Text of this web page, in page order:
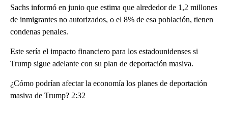
Sachs informó en junio que estima que alrededor de 1,2 millones
de inmigrantes no autorizados, o el 8% de esa población, tienen
condenas penales.
Este sería el impacto financiero para los estadounidenses si
Trump sigue adelante con su plan de deportación masiva.
¿Cómo podrían afectar la economía los planes de deportación
masiva de Trump? 2:32